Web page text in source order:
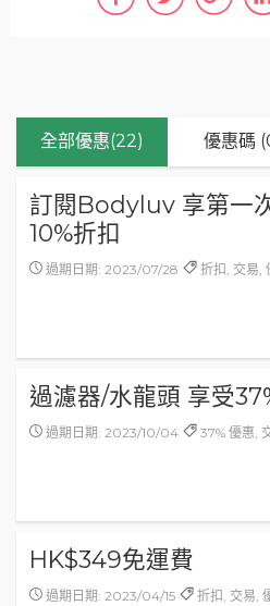
全部優惠(22) 優惠碼
訂閱Bodyluv 享第一
10%折扣
過期日期: 2023/07/28 折扣, 交易,
過濾器/水龍頭 享受
過期日期: 2023/10/04 37% 優惠,
HK$349免運費
過期日期: 2023/04/15 折扣, 交易,